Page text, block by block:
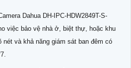
Dahua DH-IPC-HDW2849T-S-
việc bảo vệ nhà ở, biệt thự, hoặc khu
và khả năng giám sát ban đêm có